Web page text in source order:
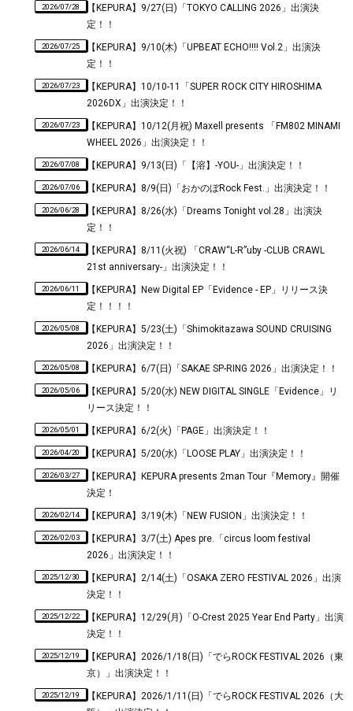
2026/07/28
【KEPURA】9/27(日)「TOKYO CALLING 2026」出演決
定！！
2026/07/25
【KEPURA】9/10(木)「UPBEAT ECHO!!!! Vol.2」出演決
定！！
2026/07/23
【KEPURA】10/10-11「SUPER ROCK CITY HIROSHIMA
2026DX」出演決定！！
2026/07/23
【KEPURA】10/12(月祝) Maxell presents 「FM802 MINAMI
WHEEL 2026」出演決定！！
2026/07/08 【KEPURA】9/13(日)「【溶】-YOU-」出演決定！！
2026/07/06 【KEPURA】8/9(日)「おかのぼRock Fest.」出演決定！！
2026/06/28
【KEPURA】8/26(水)「Dreams Tonight vol.28」出演決
定！！
2026/06/14
【KEPURA】8/11(火祝) 「CRAW“L-R”uby -CLUB CRAWL
21st anniversary-」出演決定！！
2026/06/11
【KEPURA】New Digital EP「Evidence - EP」リリース決
定！！！！
2026/05/08
【KEPURA】5/23(土)「Shimokitazawa SOUND CRUISING
2026」出演決定！！
2026/05/08 【KEPURA】6/7(日)「SAKAE SP-RING 2026」出演決定！！
2026/05/06
【KEPURA】5/20(水) NEW DIGITAL SINGLE「Evidence」リ
リース決定！！
2026/05/01 【KEPURA】6/2(火)「PAGE」出演決定！！
2026/04/20 【KEPURA】5/20(水)「LOOSE PLAY」出演決定！！
2026/03/27
【KEPURA】KEPURA presents 2man Tour『Memory』開催
決定！
2026/02/14 【KEPURA】3/19(木)「NEW FUSION」出演決定！！
2026/02/03
【KEPURA】3/7(土) Apes pre.「circus loom festival
2026」出演決定！！
2025/12/30
【KEPURA】2/14(土)「OSAKA ZERO FESTIVAL 2026」出演
決定！！
2025/12/22
【KEPURA】12/29(月)「O-Crest 2025 Year End Party」出演
決定！！
2025/12/19
【KEPURA】2026/1/18(日)「でらROCK FESTIVAL 2026（東
京）」出演決定！！
2025/12/19
【KEPURA】2026/1/11(日)「でらROCK FESTIVAL 2026（大